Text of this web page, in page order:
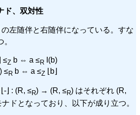
ド、双対性
の左随伴と右随伴になっている。すな
≤Z b ⇔ a ≤R I(b)
≤R b ⇔ a ≤Z ⌊b⌋
⌋ : (R, ≤R) → (R, ≤R) はそれぞれ (R,
ドとなっており、以下が成り立つ。